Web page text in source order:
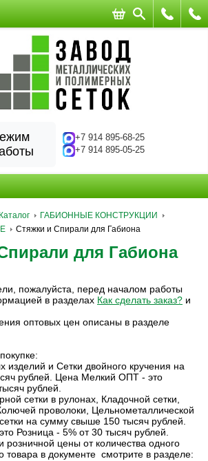
+7 914 895-68-25
+7 914 895-05-25
Каталог
ГАБИОННЫЕ КОНСТРУКЦИИ
Стяжки и Спирали для Габиона
для Габиона
пожалуйста, перед началом работы
в разделах Как сделать заказ? и
оптовых цен описаны в разделе
изделий и Сетки двойного кручения на
рублей. Цена Мелкий ОПТ - это
рублей.
сетки в рулонах, Кладочной сетки,
проволоки, Цельнометаллической
на сумму свыше 150 тысяч рублей.
Розница - 5% от 30 тысяч рублей.
цены от количества одного
товара в документе смотрите в разделе: